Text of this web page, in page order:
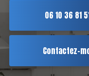
06 10 36 81
Contactez-